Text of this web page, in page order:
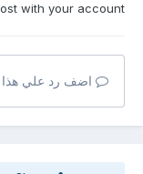
with your account.
اضف رد علي هذا